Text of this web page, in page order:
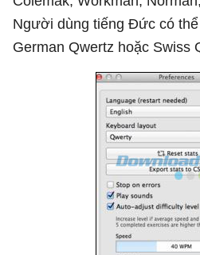
Người dùng tiếng Đức có
German Qwertz hoặc Swiss